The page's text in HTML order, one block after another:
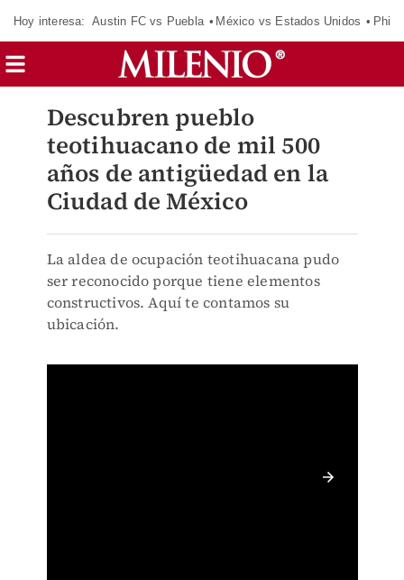
Hoy interesa: Austin FC vs Puebla México vs Estados Unidos
Descubren pueblo
teotihuacano de mil 500
años de antigüedad en la
Ciudad de México
La aldea de ocupación teotihuacana pudo
ser reconocido porque tiene elementos
constructivos. Aquí te contamos su
ubicación.